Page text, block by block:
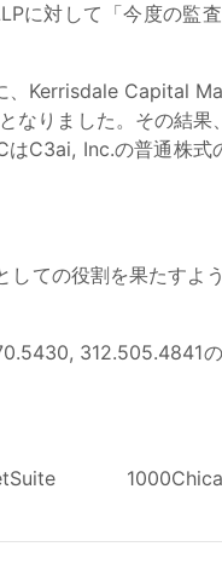
に対して「今度の監
、Kerrisdale Capital
なりました。その結果
C3ai, Inc.の普通株式
ての役割を果たすよ
312.505.4841